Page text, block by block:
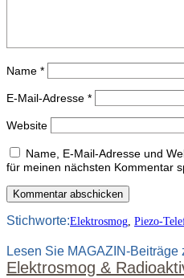
Name *
E-Mail-Adresse *
Website
Name, E-Mail-Adresse und
für meinen nächsten Kommentar
Kommentar abschicken
Stichworte:Elektrosmog, Piezo-
Lesen Sie MAGAZIN-Beiträge
Elektrosmog &